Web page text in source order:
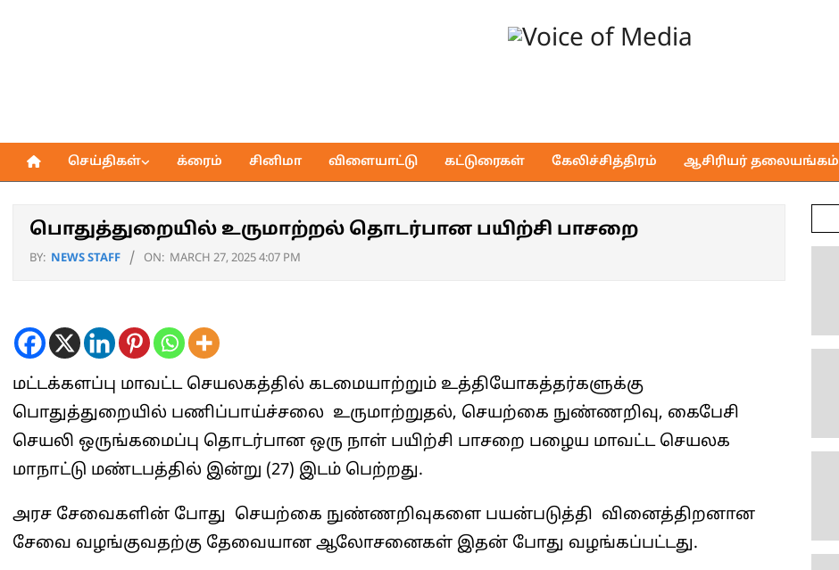
of
Media
Primary
செய்திகள் க்ரைம் சினிமா விளையாட்டு கட்டுரைகள் கேலிச்சித்திரம் ஆசிரியர் தலையங்கம்
பொதுத்துறையில் உருமாற்றல் தொடர்பான பயிற்சி பாசறை
BY: NEWS STAFF ON: MARCH 27, 2025 4:07 PM
மட்டக்களப்பு மாவட்ட செயலகத்தில் கடமையாற்றும் உத்தியோகத்தர்களுக்கு
பொதுத்துறையில் பணிப்பாய்ச்சலை உருமாற்றுதல், செயற்கை நுண்ணறிவு, கைபேசி
செயலி ஒருங்கமைப்பு தொடர்பான ஒரு நாள் பயிற்சி பாசறை பழைய மாவட்ட செயலக
மாநாட்டு மண்டபத்தில் இன்று (27) இடம் பெற்றது.
அரச சேவைகளின் போது செயற்கை நுண்ணறிவுகளை பயன்படுத்தி வினைத்திறனான
சேவை வழங்குவதற்கு தேவையான ஆலோசனைகள் இதன் போது வழங்கப்பட்டது.